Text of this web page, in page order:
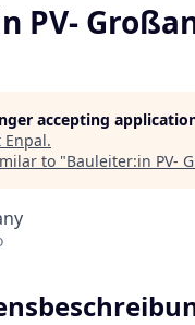
PV-
accepting
Enpal.
to "Bauleiter:in PV-